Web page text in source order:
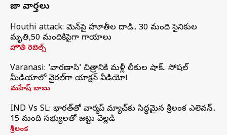
తాజా వార్తలు
Houthi attack: యెమెన్‌పై హూతీల దాడి.. 30 మంది సైనికుల
మృతి,50 మందికిపైగా గాయాలు
హౌతీ రెబెల్స్
Varanasi: 'వారణాసి' చిత్రానికి మళ్లీ లీకుల షాక్.. సోషల్
మీడియాలో వైరల్‌గా యాక్షన్ వీడియో!
మహేష్ బాబు
IND Vs SL: భారత్‌తో వార్మప్‌ మ్యాచ్‌కు సిద్ధమైన శ్రీలంక ఎలెవన్..
15 మంది సభ్యులతో జట్టు వెల్లడి
శ్రీలంక